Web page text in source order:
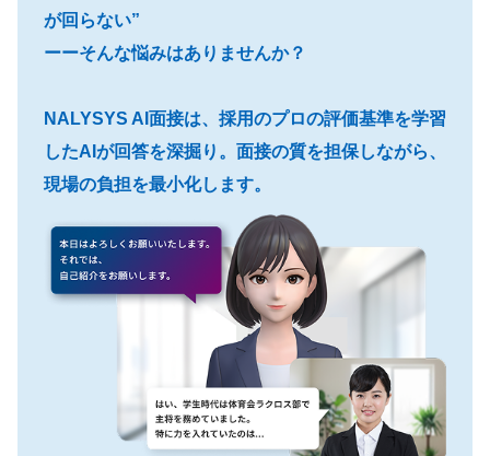
が回らない”
ーーそんな悩みはありませんか？
NALYSYS AI面接は、採用のプロの評価基準を学習
したAIが回答を深掘り。面接の質を担保しながら、
現場の負担を最小化します。